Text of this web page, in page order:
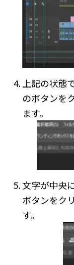
上記の状態
のボタンを
ます。
文字が中央
ボタンをク
す。